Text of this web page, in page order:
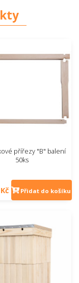
přířezy "B" balení
50ks
Přidat do košíku